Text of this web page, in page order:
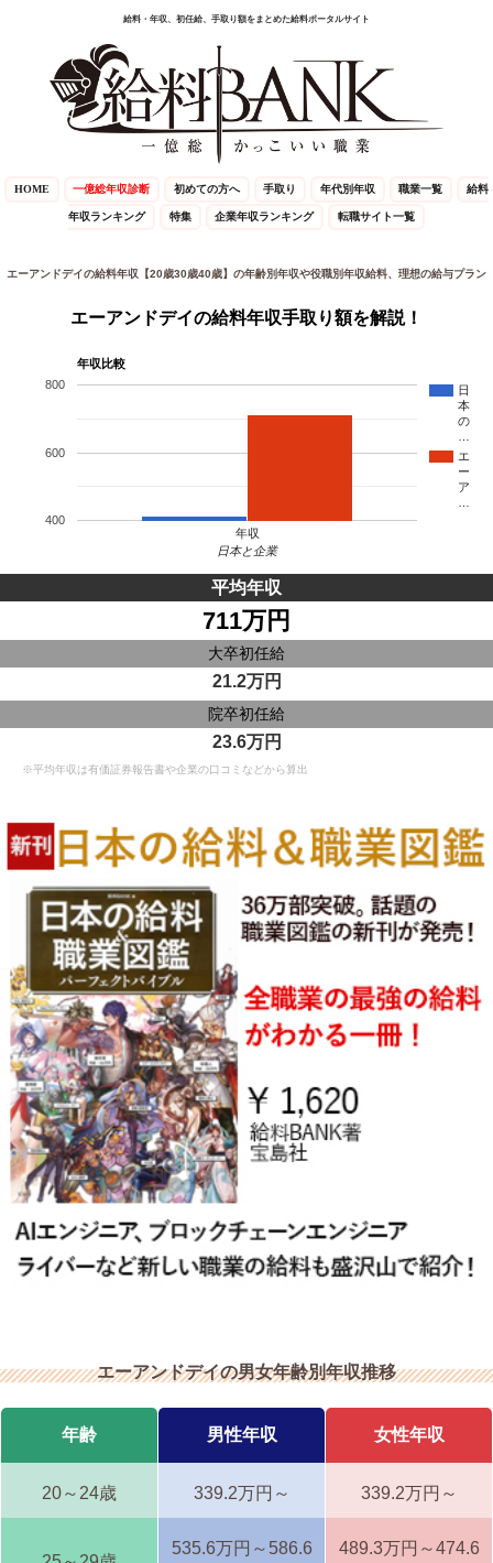
給料・年収、初任給、手取り額をまとめた給料ポータルサイト
HOME 一億総年収診断 初めての方へ 手取り 年代別年収 職業一覧 給料
年収ランキング 特集 企業年収ランキング 転職サイト一覧
エーアンドデイの給料年収【20歳30歳40歳】の年齢別年収や役職別年収給料、理想の給与プラン
エーアンドデイの給料年収手取り額を解説！
年収比較
日
本
の
エ
ー
ア
年収
400
600
800
日本と企業
平均年収
711万円
大卒初任給
21.2万円
院卒初任給
23.6万円
※平均年収は有価証券報告書や企業の口コミなどから算出
エーアンドデイの男女年齢別年収推移
年齢 男性年収 女性年収
20～24歳 339.2万円～ 339.2万円～
535.6万円～586.6
489.3万円～474.6